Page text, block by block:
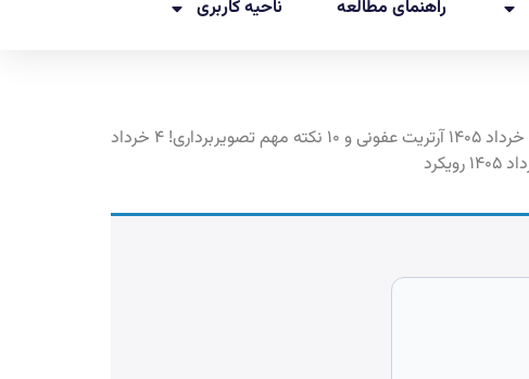
راهنمای مطالعه ناحیه کاربری
بیماری مزمن ریوی شیرخوارگی و ۱۰ نکته بسیار مهم تصویربرداری! ۷ خرداد ۱۴۰۵ آرتریت نقرسی و ۱۰ نکته مهم تصویربرداری! ۴ خرداد ۱۴۰۵ آرتریت عفونی و ۱۰ نکته مهم تصویربرداری! ۴ خرداد